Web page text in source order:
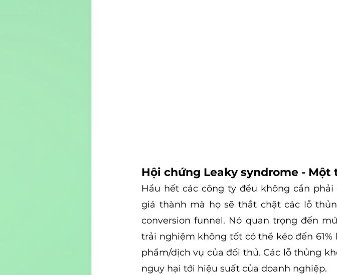
Hội chứng Leaky syndrome -
Hầu hết các công ty đều không cần
giá thành mà họ sẽ thắt chặt các lỗ
conversion funnel. Nó quan trọng đến
trải nghiệm không tốt có thể kéo đến
phẩm/dịch vụ của đối thủ. Các lỗ thủng
nguy hại tới hiệu suất của doanh nghiệp.